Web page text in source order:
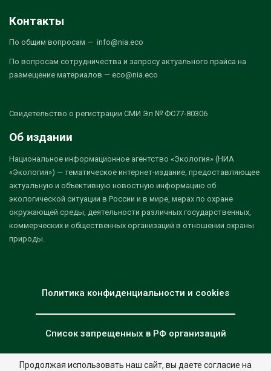
Контакты
По общим вопросам — info@nia.eco
По вопросам сотрудничества и запросу актуального прайса на
размещение материалов — eco@nia.eco
Свидетельство о регистрации СМИ Эл № ФС77-80306
Об издании
Национальное информационное агентство «Экология» (НИА
«Экология») — тематическое интернет-издание, предоставляющее
актуальную и объективную новостную информацию об
экологической ситуации в России и в мире, мерах по охране
окружающей среды, деятельности различных государственных,
коммерческих и общественных организаций в отношении охраны
природы.
Политика конфиденциальности и cookies
Список запрещенных в РФ организаций
Продолжая использовать наш сайт, вы даете согласие на